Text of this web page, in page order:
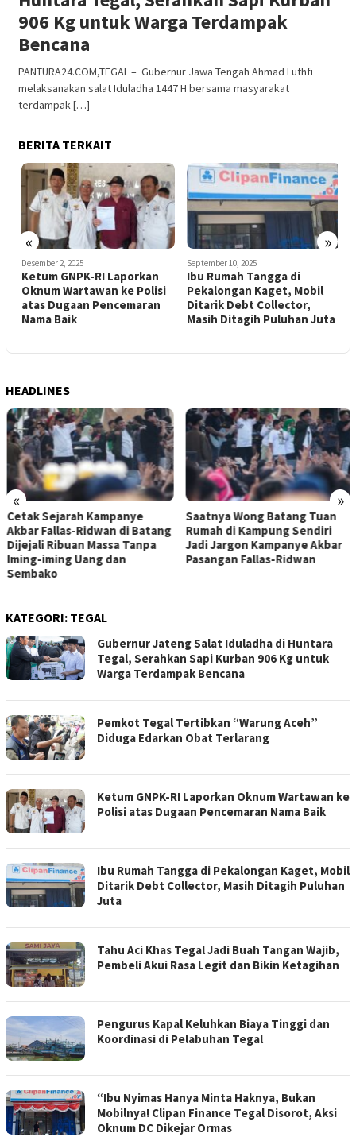
906 Kg untuk Warga Terdampak
Bencana
PANTURA24.COM,TEGAL – Gubernur Jawa Tengah Ahmad Luthfi
melaksanakan salat Iduladha 1447 H bersama masyarakat
terdampak […]
BERITA TERKAIT
« »
Desember 2, 2025
Ketum GNPK-RI Laporkan
Oknum Wartawan ke Polisi
atas Dugaan Pencemaran
Nama Baik
September 10, 2025
Ibu Rumah Tangga di
Pekalongan Kaget, Mobil
Ditarik Debt Collector,
Masih Ditagih Puluhan Juta
HEADLINES
« »
Cetak Sejarah Kampanye
Akbar Fallas-Ridwan di Batang
Dijejali Ribuan Massa Tanpa
Iming-iming Uang dan
Sembako
Saatnya Wong Batang Tuan
Rumah di Kampung Sendiri
Jadi Jargon Kampanye Akbar
Pasangan Fallas-Ridwan
KATEGORI: TEGAL
Gubernur Jateng Salat Iduladha di Huntara
Tegal, Serahkan Sapi Kurban 906 Kg untuk
Warga Terdampak Bencana
Pemkot Tegal Tertibkan “Warung Aceh”
Diduga Edarkan Obat Terlarang
Ketum GNPK-RI Laporkan Oknum Wartawan ke
Polisi atas Dugaan Pencemaran Nama Baik
Ibu Rumah Tangga di Pekalongan Kaget, Mobil
Ditarik Debt Collector, Masih Ditagih Puluhan
Juta
Tahu Aci Khas Tegal Jadi Buah Tangan Wajib,
Pembeli Akui Rasa Legit dan Bikin Ketagihan
Pengurus Kapal Keluhkan Biaya Tinggi dan
Koordinasi di Pelabuhan Tegal
“Ibu Nyimas Hanya Minta Haknya, Bukan
Mobilnya! Clipan Finance Tegal Disorot, Aksi
Oknum DC Dikejar Ormas